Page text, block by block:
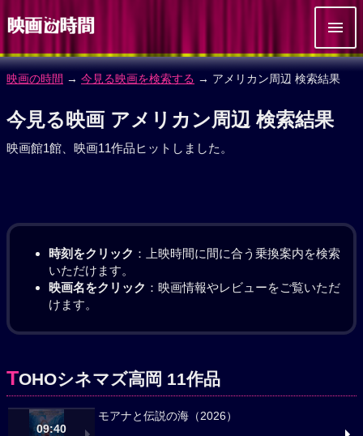
映画の時間 → 今見る映画を検索する → アメリカン周辺 検索結果
今見る映画 アメリカン周辺 検索結果
映画館1館、映画11作品ヒットしました。
時刻をクリック ：上映時間に間に合う乗換案内を検索
いただけます。
映画名をクリック ：映画情報やレビューをご覧いただ
けます。
TOHOシネマズ高岡 11作品
09:40
モアナと伝説の海（2026）